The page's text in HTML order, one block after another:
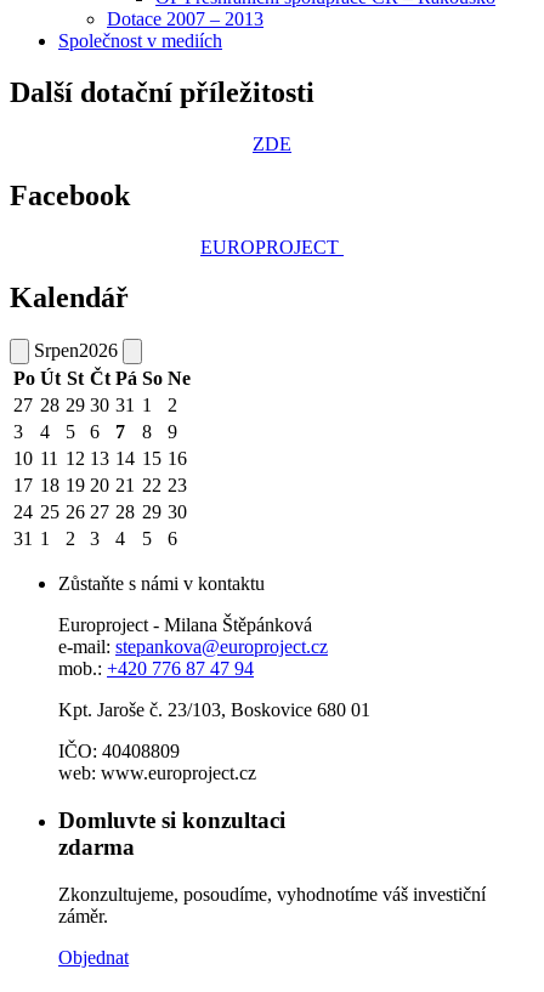
Dotace 2007 – 2013
Společnost v mediích
Další dotační příležitosti
ZDE
Facebook
EUROPROJECT
Kalendář
Srpen2026
Po Út St Čt Pá So Ne
27 28 29 30 31 1
2
3
4 5 6 7 8
9
10 11 12 13 14 15 16
17 18 19 20 21 22 23
24 25 26 27 28 29 30
31 1 2 3 4 5 6
Zůstaňte s námi v kontaktu
Europroject - Milana Štěpánková
e-mail: stepankova@europroject.cz
mob.: +420 776 87 47 94
Kpt. Jaroše č. 23/103, Boskovice 680 01
IČO: 40408809
web: www.europroject.cz
Domluvte si konzultaci
zdarma
Zkonzultujeme, posoudíme, vyhodnotíme váš investiční
záměr.
Objednat